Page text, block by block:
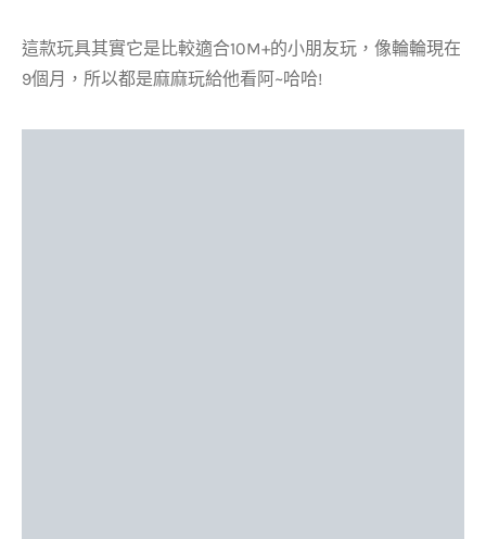
這款玩具其實它是比較適合10M+的小朋友玩，像輪輪現在
9個月，所以都是麻麻玩給他看阿~哈哈!